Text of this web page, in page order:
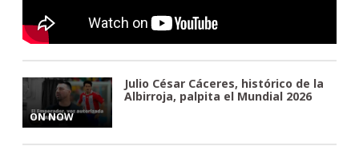
ON NOW
Julio César Cáceres, histórico de la
Albirroja, palpita el Mundial 2026